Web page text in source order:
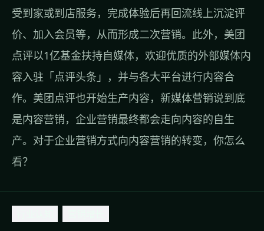
受到家或到店服务，完成体验后再回流线上沉淀评
价、加入会员等，从而形成二次营销。此外，美团
点评以1亿基金扶持自媒体，欢迎优质的外部媒体内
容入驻「点评头条」，并与各大平台进行内容合
作。美团点评也开始生产内容，新媒体营销说到底
是内容营销，企业营销最终都会走向内容的自生
产。对于企业营销方式向内容营销的转变，你怎么
看？